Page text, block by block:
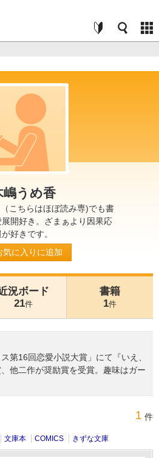
嶋うめ香
こちらはほぼ読み専)でも書
開好き。ざまぁより因果応
好きです。
に入りに追加
況ボード
21件
書籍
1件
第16回恋愛小説大賞」にて『いえ、
他二作が奨励賞を受賞。趣味はガー
1 件
文庫本 COMICS きずな文庫